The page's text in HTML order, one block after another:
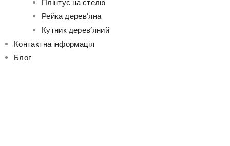
Плінтус на стелю
Рейка дерев’яна
Кутник дерев’яний
Контактна інформація
Блог